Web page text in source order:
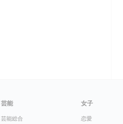
芸能
芸能総合
女子
恋愛